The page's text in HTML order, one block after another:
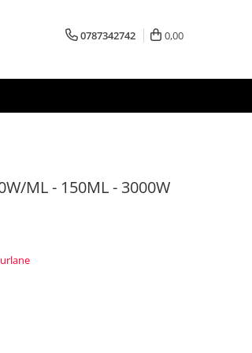
0787342742 0,00
ML - 150ML - 3000W